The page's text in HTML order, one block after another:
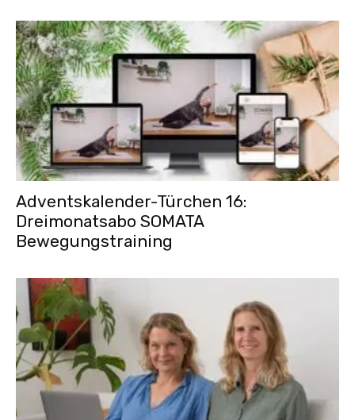
Adventskalender-Türchen 16:
Dreimonatsabo SOMATA
Bewegungstraining